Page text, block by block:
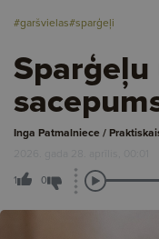
#garšvielas#sparģeļi
Inga Patmalniece /
2026. gada 28. aprīlis, 00:01
1 0